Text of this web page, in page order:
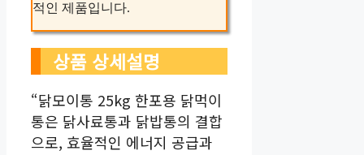
적인 제품입니다.
상품 상세설명
“닭모이통 25kg 한포용 닭먹이
통은 닭사료통과 닭밥통의 결합
으로, 효율적인 에너지 공급과